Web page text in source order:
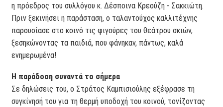
η πρόεδρος του συλλόγου κ. Δέσποινα Κρεούζη - Σακκιώτη.
Πριν ξεκινήσει η παράσταση, ο ταλαντούχος καλλιτέχνης
παρουσίασε στο κοινό τις φιγούρες του θεάτρου σκιών,
ξεσηκώνοντας τα παιδιά, που φάνηκαν, πάντως, καλά
ενημερωμένα!
Η παράδοση συναντά το σήμερα
Σε δηλώσεις του, ο Στράτος Καμπισιούλης εξέφρασε τη
συγκίνησή του για τη θερμή υποδοχή του κοινού, τονίζοντας